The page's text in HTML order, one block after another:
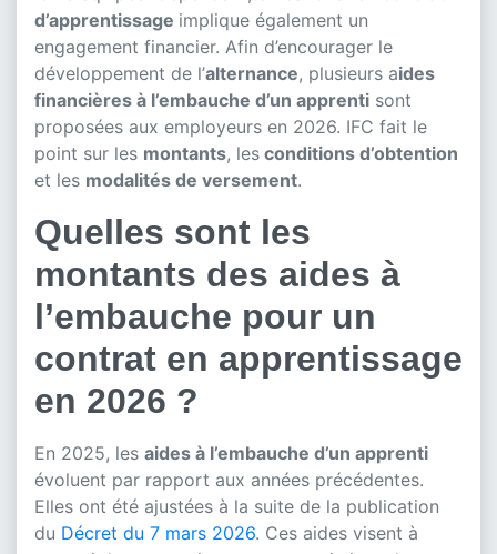
d’apprentissage implique également un
engagement financier. Afin d’encourager le
développement de l’alternance, plusieurs aides
financières à l’embauche d’un apprenti sont
proposées aux employeurs en 2026. IFC fait le
point sur les montants, les conditions d’obtention
et les modalités de versement.
Quelles sont les
montants des aides à
l’embauche pour un
contrat en apprentissage
en 2026 ?
En 2025, les aides à l’embauche d’un apprenti
évoluent par rapport aux années précédentes.
Elles ont été ajustées à la suite de la publication
du Décret du 7 mars 2026. Ces aides visent à